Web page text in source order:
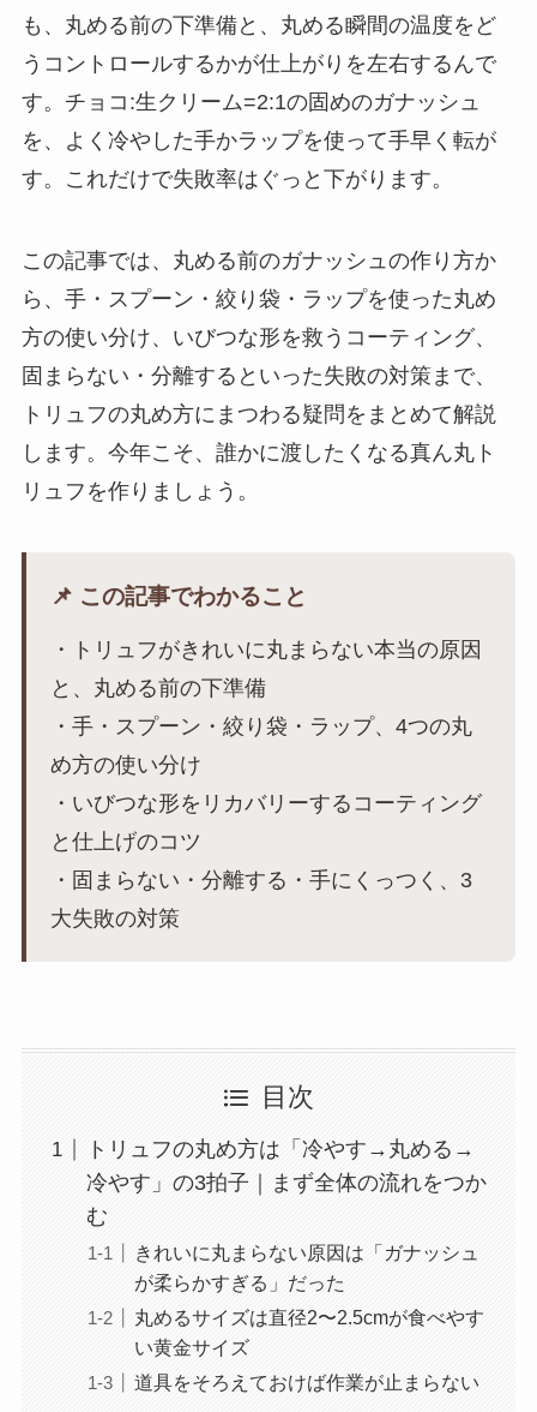
も、丸める前の下準備と、丸める瞬間の温度をど
うコントロールするかが仕上がりを左右するんで
す。チョコ:生クリーム=2:1の固めのガナッシュ
を、よく冷やした手かラップを使って手早く転が
す。これだけで失敗率はぐっと下がります。
この記事では、丸める前のガナッシュの作り方か
ら、手・スプーン・絞り袋・ラップを使った丸め
方の使い分け、いびつな形を救うコーティング、
固まらない・分離するといった失敗の対策まで、
トリュフの丸め方にまつわる疑問をまとめて解説
します。今年こそ、誰かに渡したくなる真ん丸ト
リュフを作りましょう。
📌 この記事でわかること
・トリュフがきれいに丸まらない本当の原因
と、丸める前の下準備
・手・スプーン・絞り袋・ラップ、4つの丸
め方の使い分け
・いびつな形をリカバリーするコーティング
と仕上げのコツ
・固まらない・分離する・手にくっつく、3
大失敗の対策
目次
トリュフの丸め方は「冷やす→丸める→
冷やす」の3拍子｜まず全体の流れをつか
む
きれいに丸まらない原因は「ガナッシュ
が柔らかすぎる」だった
丸めるサイズは直径2〜2.5cmが食べやす
い黄金サイズ
道具をそろえておけば作業が止まらない